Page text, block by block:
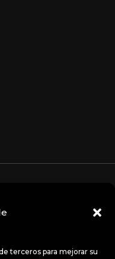
terceros para mejorar su